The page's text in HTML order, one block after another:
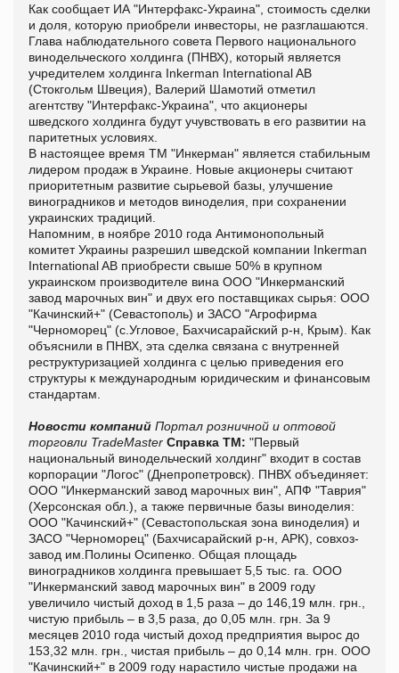
Как сообщает ИА "Интерфакс-Украина", стоимость сделки
и доля, которую приобрели инвесторы, не разглашаются.
Глава наблюдательного совета Первого национального
винодельческого холдинга (ПНВХ), который является
учредителем холдинга Inkerman International AB
(Стокгольм Швеция), Валерий Шамотий отметил
агентству "Интерфакс-Украина", что акционеры
шведского холдинга будут учувствовать в его развитии на
паритетных условиях.
В настоящее время ТМ "Инкерман" является стабильным
лидером продаж в Украине. Новые акционеры считают
приоритетным развитие сырьевой базы, улучшение
виноградников и методов виноделия, при сохранении
украинских традиций.
Напомним, в ноябре 2010 года Антимонопольный
комитет Украины разрешил шведской компании Inkerman
International AB приобрести свыше 50% в крупном
украинском производителе вина ООО "Инкерманский
завод марочных вин" и двух его поставщиках сырья: ООО
"Качинский+" (Севастополь) и ЗАСО "Агрофирма
"Черноморец" (с.Угловое, Бахчисарайский р-н, Крым). Как
объяснили в ПНВХ, эта сделка связана с внутренней
реструктуризацией холдинга с целью приведения его
структуры к международным юридическим и финансовым
стандартам.
Новости компаний Портал розничной и оптовой
торговли TradeMaster Справка ТМ: "Первый
национальный винодельческий холдинг" входит в состав
корпорации "Логос" (Днепропетровск). ПНВХ объединяет:
ООО "Инкерманский завод марочных вин", АПФ "Таврия"
(Херсонская обл.), а также первичные базы виноделия:
ООО "Качинский+" (Севастопольская зона виноделия) и
ЗАСО "Черноморец" (Бахчисарайский р-н, АРК), совхоз-
завод им.Полины Осипенко. Общая площадь
виноградников холдинга превышает 5,5 тыс. га. ООО
"Инкерманский завод марочных вин" в 2009 году
увеличило чистый доход в 1,5 раза – до 146,19 млн. грн.,
чистую прибыль – в 3,5 раза, до 0,05 млн. грн. За 9
месяцев 2010 года чистый доход предприятия вырос до
153,32 млн. грн., чистая прибыль – до 0,14 млн. грн. ООО
"Качинский+" в 2009 году нарастило чистые продажи на